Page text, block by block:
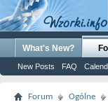
What's New?
New Posts FAQ
Forum Ogólne